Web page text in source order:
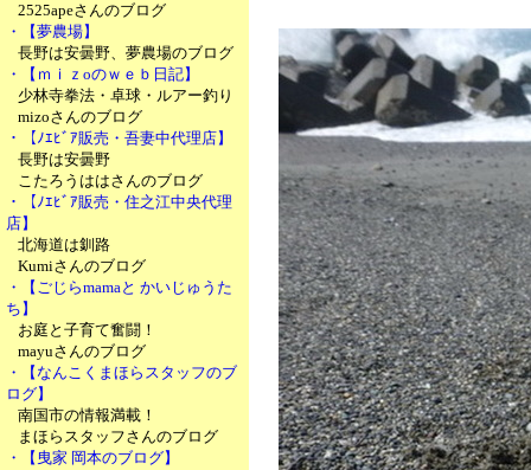
2525apeさんのブログ
・【夢農場】
長野は安曇野、夢農場のブログ
・【ｍｉｚoのｗｅｂ日記】
少林寺拳法・卓球・ルアー釣り
mizoさんのブログ
・【ﾉｴﾋﾞｱ販売・吾妻中代理店】
長野は安曇野
こたろうははさんのブログ
・【ﾉｴﾋﾞｱ販売・住之江中央代理
店】
北海道は釧路
Kumiさんのブログ
・【ごじらmamaと かいじゅうた
ち】
お庭と子育て奮闘！
mayuさんのブログ
・【なんこくまほらスタッフのブ
ログ】
南国市の情報満載！
まほらスタッフさんのブログ
・【曳家 岡本のブログ】